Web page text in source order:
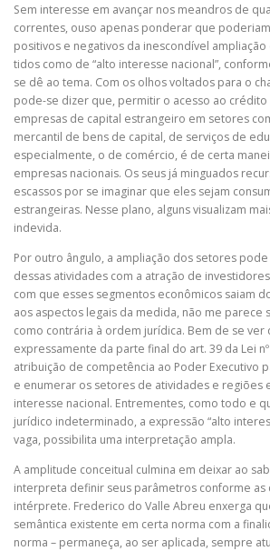
Sem interesse em avançar nos meandros de
correntes, ouso apenas ponderar que
positivos e negativos da inescondível
tidos como de “alto interesse nacional”,
se dê ao tema. Com os olhos voltados para o
pode-se dizer que, permitir o acesso ao
empresas de capital estrangeiro em setores
mercantil de bens de capital, de serviços de
especialmente, o de comércio, é de certa
empresas nacionais. Os seus já minguados
escassos por se imaginar que eles sejam
estrangeiras. Nesse plano, alguns visualizam
indevida.
Por outro ângulo, a ampliação dos setores
dessas atividades com a atração de
com que esses segmentos econômicos saiam
aos aspectos legais da medida, não me parece
como contrária à ordem jurídica. Bem de se ver
expressamente da parte final do art. 39 da Lei nº
atribuição de competência ao Poder Executivo
e enumerar os setores de atividades e regiões
interesse nacional. Entrementes, como todo e
jurídico indeterminado, a expressão “alto
vaga, possibilita uma interpretação ampla.
A amplitude conceitual culmina em deixar ao
interpreta definir seus parâmetros conforme as
intérprete. Frederico do Valle Abreu enxerga
semântica existente em certa norma com a
norma – permaneça, ao ser aplicada, sempre